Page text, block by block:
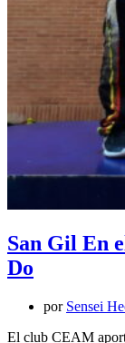
San Gil En
Do
por Sensei
El club CEAM